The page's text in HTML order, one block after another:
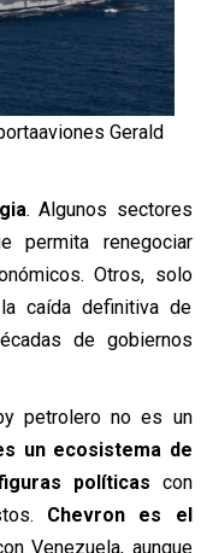
Gerald
. Algunos sectores
permita renegociar
Otros, solo
caída definitiva de
de gobiernos
petrolero no es un
un ecosistema de
políticas con
Chevron es el
Venezuela, aunque